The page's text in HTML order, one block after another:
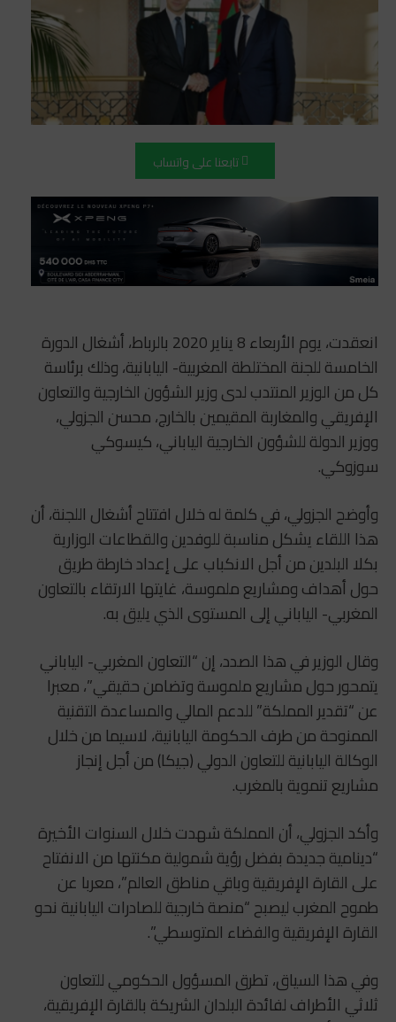
تابعنا على واتساب
انعقدت، يوم الأربعاء 8 يناير 2020 بالرباط، أشغال الدورة
الخامسة للجنة المختلطة المغربية- اليابانية، وذلك برئاسة
كل من الوزير المنتدب لدى وزير الشؤون الخارجية والتعاون
الإفريقي والمغاربة المقيمين بالخارج، محسن الجزولي،
ووزير الدولة للشؤون الخارجية الياباني، كيسوكي
سوزوكي.
وأوضح الجزولي، في كلمة له خلال افتتاح أشغال اللجنة، أن
هذا اللقاء يشكل مناسبة للوفدين والقطاعات الوزارية
بكلا البلدين من أجل الانكباب على إعداد خارطة طريق
حول أهداف ومشاريع ملموسة، غايتها الارتقاء بالتعاون
المغربي- الياباني إلى المستوى الذي يليق به.
وقال الوزير في هذا الصدد، إن “التعاون المغربي- الياباني
يتمحور حول مشاريع ملموسة وتضامن حقيقي”، معبرا
عن “تقدير المملكة” للدعم المالي والمساعدة التقنية
الممنوحة من طرف الحكومة اليابانية، لاسيما من خلال
الوكالة اليابانية للتعاون الدولي (جيكا) من أجل إنجاز
مشاريع تنموية بالمغرب.
وأكد الجزولي، أن المملكة شهدت خلال السنوات الأخيرة
“دينامية جديدة بفضل رؤية شمولية مكنتها من الانفتاح
على القارة الإفريقية وباقي مناطق العالم”، معربا عن
طموح المغرب ليصبح “منصة خارجية للصادرات اليابانية نحو
القارة الإفريقية والفضاء المتوسطي”.
وفي هذا السياق، تطرق المسؤول الحكومي للتعاون
ثلاثي الأطراف لفائدة البلدان الشريكة بالقارة الإفريقية،